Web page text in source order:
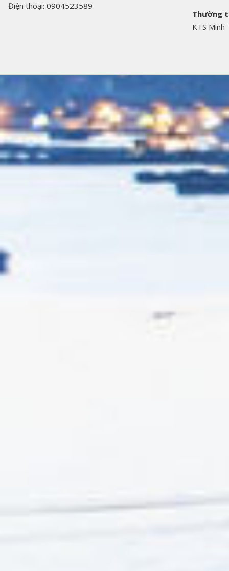
Điện thoại: 0904523589
Thường
KTS Minh